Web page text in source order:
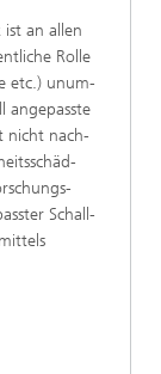
an allen
Rolle
etc.) unum­
ange­passte
nicht nach­
Schall­